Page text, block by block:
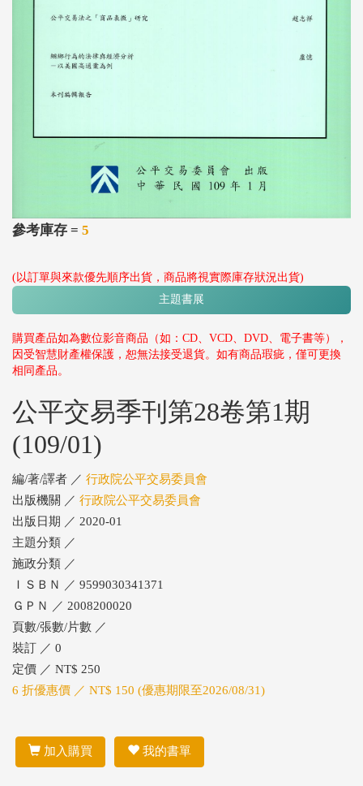
參考庫存 = 5
(以訂單與來款優先順序出貨，商品將視實際庫存狀況出貨)
主題書展
購買產品如為數位影音商品（如：CD、VCD、DVD、電子書等），
因受智慧財產權保護，恕無法接受退貨。如有商品瑕疵，僅可更換
相同產品。
公平交易季刊第28卷第1期
(109/01)
編/著/譯者 ／ 行政院公平交易委員會
出版機關 ／ 行政院公平交易委員會
出版日期 ／ 2020-01
主題分類 ／
施政分類 ／
ＩＳＢＮ ／ 9599030341371
ＧＰＮ ／ 2008200020
頁數/張數/片數 ／
裝訂 ／ 0
定價 ／ NT$ 250
6 折優惠價 ／ NT$ 150 (優惠期限至2026/08/31)
加入購買 我的書單